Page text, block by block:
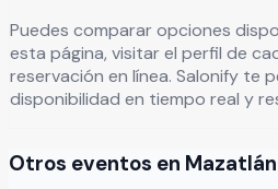
Puedes comparar opciones
esta página, visitar el perfil de
reservación en línea. Salonify te
disponibilidad en tiempo real y
Otros eventos en Mazatlán